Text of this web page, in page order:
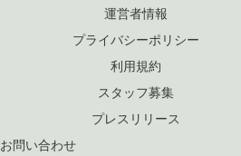
運営者情報
プライバシーポリシー
利用規約
スタッフ募集
プレスリリース
お問い合わせ